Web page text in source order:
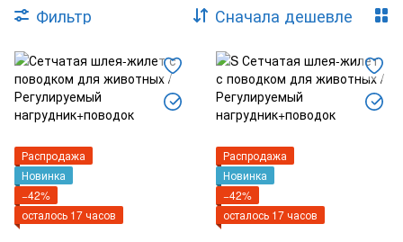
Фильтр Сначала дешевле
Распродажа
Новинка
−42%
осталось 17 часов
Распродажа
Новинка
−42%
осталось 17 часов